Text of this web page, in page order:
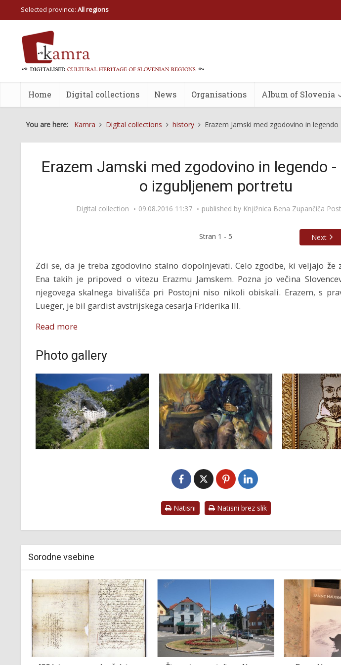
Selected province: All regions
Home Digital collections News Organisations Album of Slovenia
You are here: Kamra Digital collections history Erazem Jamski med zgodovino in
Erazem Jamski med zgodovino in legendo -
o izgubljenem portretu
Digital collection 09.08.2016 11:37 published by Knjižnica Bena Zupančiča
Stran 1 - 5 Next
Zdi se, da je treba zgodovino stalno dopolnjevati. Celo zgodbe, ki veljajo že
Ena takih je pripoved o vitezu Erazmu Jamskem. Pozna jo večina
njegovega skalnega bivališča pri Postojni niso nikoli obiskali. Erazem, s
Lueger, je bil gardist avstrijskega cesarja Friderika III.
Read more
Photo gallery
Natisni Natisni brez slik
Sorodne vsebine